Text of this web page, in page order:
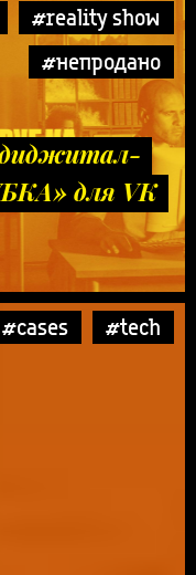
#reality show
#непродано
диджитал-
для VK
#cases #tech